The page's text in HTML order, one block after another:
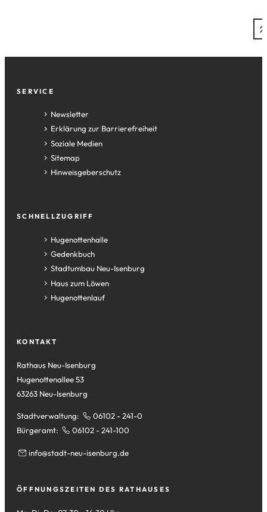
Fußzeile
SERVICE
Newsletter
Erklärung zur Barrierefreiheit
Soziale Medien
Sitemap
Hinweisgeberschutz
SCHNELLZUGRIFF
Hugenottenhalle
(Öffnet
in
einem
neuen
Tab)
Gedenkbuch
(Öffnet
in
einem
neuen
Stadtumbau Neu-Isenburg
(Öffnet
in
einem
Haus zum Löwen
(Öffnet
in
Tab)
Hugenottenlauf
(Öffnet
neuen
KONTAKT
Rathaus Neu-Isenburg
Hugenottenallee 53
63263 Neu-Isenburg
Stadtverwaltung:
06102 - 241-0
Bürgeramt:
06102 - 241-100
info stadt-neu-isenburg de
ÖFFNUNGSZEITEN DES RATHAUSES